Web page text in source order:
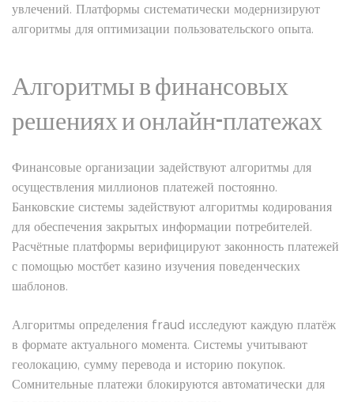
увлечений. Платформы систематически модернизируют
алгоритмы для оптимизации пользовательского опыта.
Алгоритмы в финансовых
решениях и онлайн-платежах
Финансовые организации задействуют алгоритмы для
осуществления миллионов платежей постоянно.
Банковские системы задействуют алгоритмы кодирования
для обеспечения закрытых информации потребителей.
Расчётные платформы верифицируют законность платежей
с помощью мостбет казино изучения поведенческих
шаблонов.
Алгоритмы определения fraud исследуют каждую платёж
в формате актуального момента. Системы учитывают
геолокацию, сумму перевода и историю покупок.
Сомнительные платежи блокируются автоматически для